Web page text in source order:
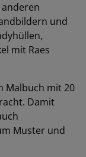
und
mit Raes
Malbuch mit 20
Damit
Muster und